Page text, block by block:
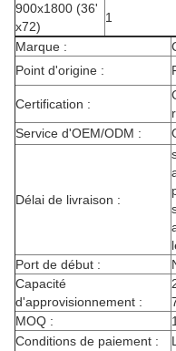
900x1800 (36'
x72)
1
Marque :
Point d'origine :
Certification :
Service d'OEM/ODM :
Délai de livraison :
Port de début :
Capacité
d'approvisionnement :
MOQ :
Conditions de paiement :